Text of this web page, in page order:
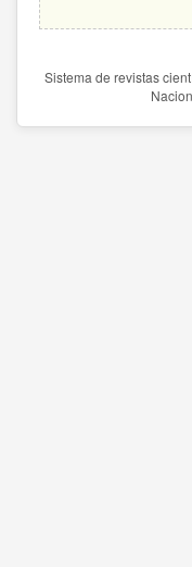
Sistema de revistas